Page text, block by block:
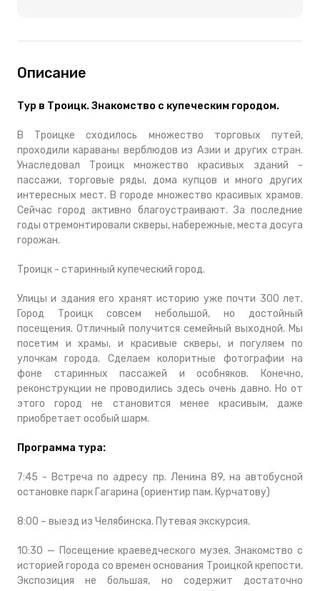
Описание
Тур в Троицк. Знакомство с купеческим городом.
В Троицке сходилось множество торговых путей,
проходили караваны верблюдов из Азии и других стран.
Унаследовал Троицк множество красивых зданий -
пассажи, торговые ряды, дома купцов и много других
интересных мест. В городе множество красивых храмов.
Сейчас город активно благоустраивают. За последние
годы отремонтировали скверы, набережные, места досуга
горожан.
Троицк - старинный купеческий город.
Улицы и здания его хранят историю уже почти 300 лет.
Город Троицк совсем небольшой, но достойный
посещения. Отличный получится семейный выходной. Мы
посетим и храмы, и красивые скверы, и погуляем по
улочкам города. Сделаем колоритные фотографии на
фоне старинных пассажей и особняков. Конечно,
реконструкции не проводились здесь очень давно. Но от
этого город не становится менее красивым, даже
приобретает особый шарм.
Программа тура:
7:45 - Встреча по адресу пр. Ленина 89, на автобусной
остановке парк Гагарина (ориентир пам. Курчатову)
8:00 – выезд из Челябинска. Путевая экскурсия.
10:30 — Посещение краеведческого музея. Знакомство с
историей города со времен основания Троицкой крепости.
Экспозиция не большая, но содержит достаточно